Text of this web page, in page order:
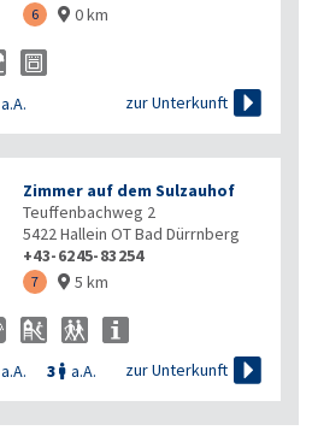
6  0 km
a.A. zur Unterkunft 
Zimmer auf dem Sulzauhof
Teuffenbachweg 2
5422Hallein OT Bad Dürrnberg
+43-6245-83254
7  5 km
a.A. 3  a.A. zur Unterkunft 